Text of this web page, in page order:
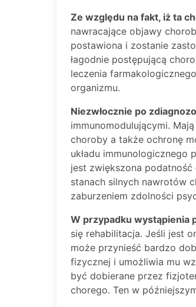
Ze względu na fakt, iż ta
nawracające objawy
postawiona i zostanie
łagodnie postępującą
leczenia
organizmu.
Niezwłocznie po
immunomodulującymi.
choroby a także ochronę
układu immunologicznego
jest zwiększona
stanach silnych nawrotów
zaburzeniem zdolności
W przypadku wystąpienia
się rehabilitacja. Jeśli jest
może przynieść bardzo
fizycznej i umożliwia mu
być dobierane przez
chorego. Ten w